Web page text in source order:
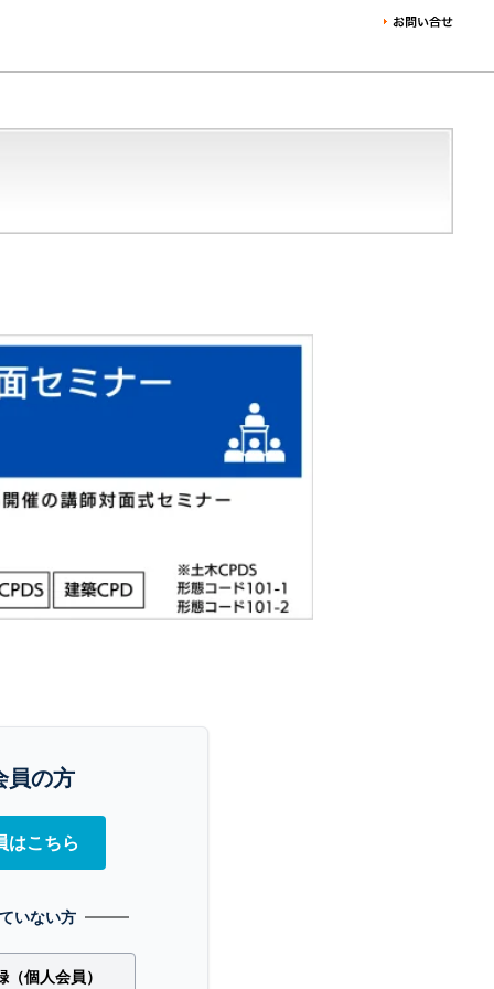
員の方
はこちら
いない方
個人会員）